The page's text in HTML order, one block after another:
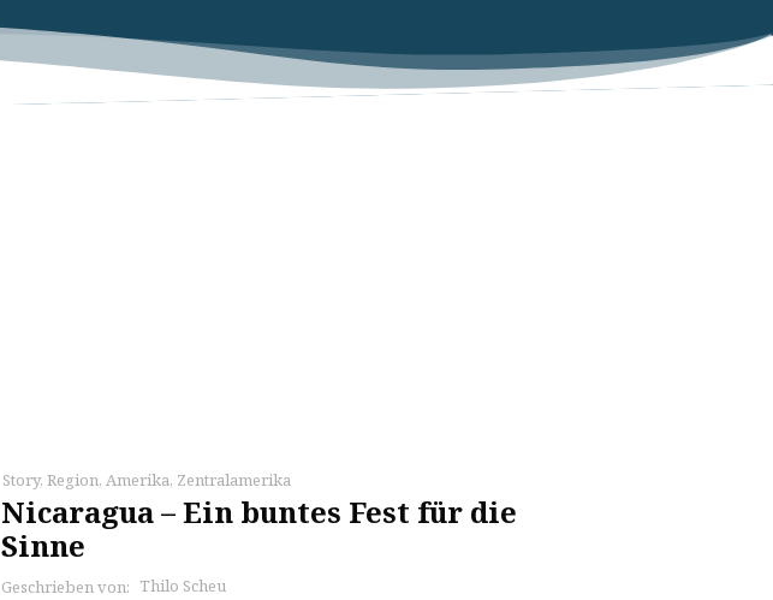
Story, Region, Amerika, Zentralamerika
Nicaragua – Ein buntes Fest für die
Sinne
Geschrieben von: Thilo Scheu